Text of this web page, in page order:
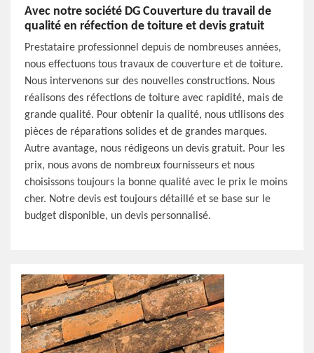
Avec notre société DG Couverture du travail de
qualité en réfection de toiture et devis gratuit
Prestataire professionnel depuis de nombreuses années,
nous effectuons tous travaux de couverture et de toiture.
Nous intervenons sur des nouvelles constructions. Nous
réalisons des réfections de toiture avec rapidité, mais de
grande qualité. Pour obtenir la qualité, nous utilisons des
pièces de réparations solides et de grandes marques.
Autre avantage, nous rédigeons un devis gratuit. Pour les
prix, nous avons de nombreux fournisseurs et nous
choisissons toujours la bonne qualité avec le prix le moins
cher. Notre devis est toujours détaillé et se base sur le
budget disponible, un devis personnalisé.